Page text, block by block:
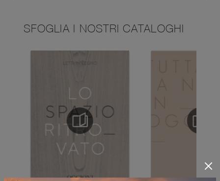
SFOGLIA I NOSTRI CATALOGHI